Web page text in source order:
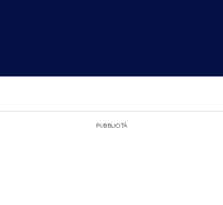
PUBBLICITÀ